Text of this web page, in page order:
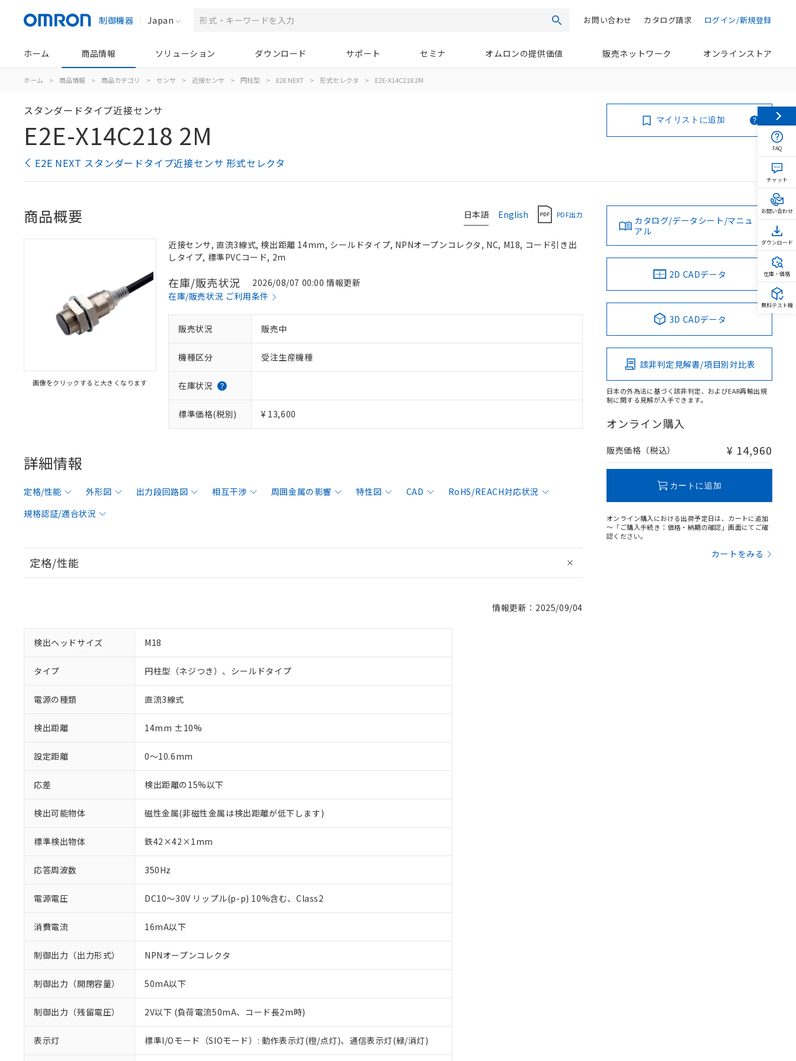
制御機器 Japan 検索 ログイン/新規登録
カタログ請求
お問い合わせ
ホーム 商品情報 ソリューション ダウンロード サポート セミナ オムロンの提供価値 販売ネットワーク オンラインストア
ホーム > 商品情報 > 商品カテゴリ > センサ > 近接センサ > 円柱型 > E2E NEXT > 形式セレクタ > E2E-X14C218 2M
スタンダードタイプ近接センサ
E2E-X14C218 2M
E2E NEXT スタンダードタイプ近接センサ 形式セレクタ
マイリストに追加
日本語 English PDF出力
商品概要
画像をクリックすると大きくなります
近接センサ, 直流3線式, 検出距離 14mm, シールドタイプ, NPNオープンコレクタ, NC, M18, コード引き出
しタイプ, 標準PVCコード, 2m
在庫/販売状況
2026/08/07 00:00 情報更新
在庫/販売状況 ご利用条件
販売状況 販売中
機種区分 受注生産機種
在庫状況
標準価格(税別) ¥ 13,600
詳細情報
定格/性能 外形図 出力段回路図 相互干渉 周囲金属の影響 特性図 CAD
RoHS/REACH対応状況
規格認証/適合状況
定格/性能
情報更新：2025/09/04
検出ヘッドサイズ M18
タイプ 円柱型（ネジつき）、シールドタイプ
電源の種類 直流3線式
検出距離 14mm ±10%
設定距離 0～10.6mm
応差 検出距離の15%以下
検出可能物体 磁性金属(非磁性金属は検出距離が低下します)
標準検出物体 鉄42×42×1mm
応答周波数 350Hz
電源電圧 DC10～30V リップル(p-p) 10%含む、Class2
消費電流 16mA以下
制御出力（出力形式） NPNオープンコレクタ
制御出力（開閉容量） 50mA以下
制御出力（残留電圧） 2V以下 (負荷電流50mA、コード長2m時)
表示灯 標準I/Oモード（SIOモード）: 動作表示灯(橙/点灯)、通信表示灯(緑/消灯)
カタログ/データシート/マニュ
アル
2D CADデータ
3D CADデータ
該非判定見解書/項目別対比表
日本の外為法に基づく該非判定、およびEAR再輸出規
制に関する見解が入手できます。
オンライン購入
販売価格（税込） ¥ 14,960
カートに追加
オンライン購入における出荷予定日は、カートに追加
～「ご購入手続き：価格・納期の確認」画面にてご確
認ください。
カートをみる
※1 対応状況
対応済み：EU RoHS指令（10物質）の非含有に対応した製品が提供可能な商品です。
対応予定：EU RoHS指令（10物質）の非含有に対応した製品に切り替える予定のある商品です。
FAQ
チャット
お問い合わせ
ダウンロード
在庫・価格
無料テスト機